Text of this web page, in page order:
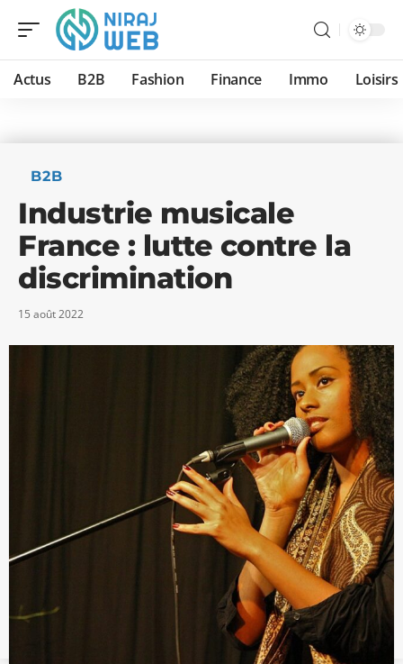
Actus B2B Fashion Finance Immo Loisirs
B2B
Industrie musicale
France : lutte contre la
discrimination
15 août 2022